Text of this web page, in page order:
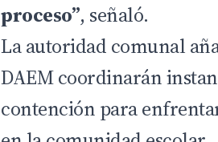
proceso”, señaló.
La autoridad comunal
DAEM coordinarán
contención para